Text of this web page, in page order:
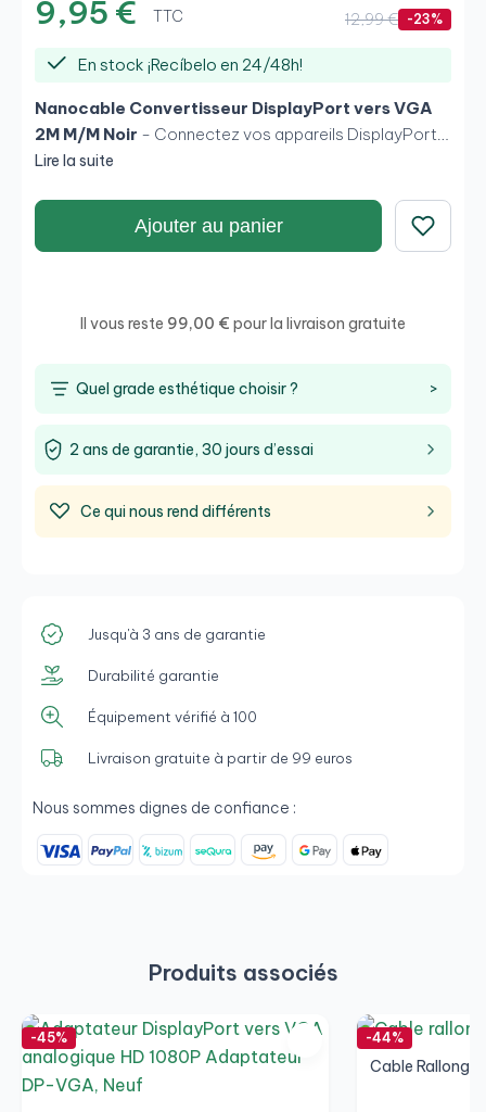
9,95 € TTC 12,99 € -23%
En stock ¡Recíbelo en 24/48h!
Nanocable Convertisseur DisplayPort vers VGA
2M M/M Noir - Connectez vos appareils DisplayPort à
des moniteurs et projecteurs VGA avec ce câble de
compatibilité, une transmission de signal nette et une
résolution Full HD, idéal pour les bureaux et un usage
Lire la suite
Ajouter au panier
Il vous reste 99,00 € pour la livraison gratuite
Quel grade esthétique choisir ? >
2 ans de garantie, 30 jours d’essai
Ce qui nous rend différents
Jusqu'à 3 ans de garantie
Durabilité garantie
Équipement vérifié à 100
Livraison gratuite à partir de 99 euros
Nous sommes dignes de confiance :
Produits associés
-45% -44%
Cable Rallonge